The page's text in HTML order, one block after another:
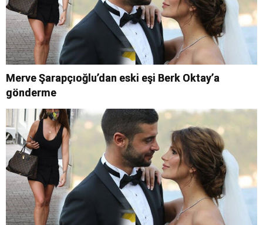
Merve Şarapçıoğlu’dan eski eşi Berk Oktay’a
gönderme